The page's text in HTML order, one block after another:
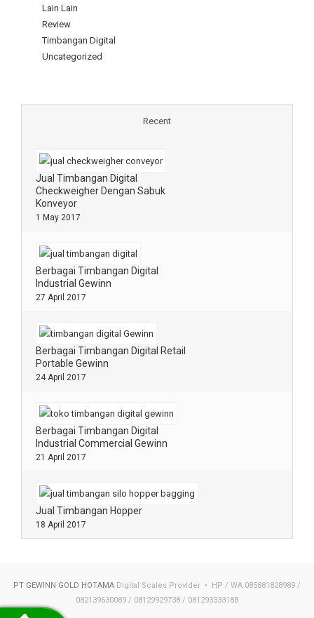
Lain Lain
Review
Timbangan Digital
Uncategorized
Recent
Jual Timbangan Digital
Checkweigher Dengan Sabuk
Konveyor
1 May 2017
Berbagai Timbangan Digital
Industrial Gewinn
27 April 2017
Berbagai Timbangan Digital Retail
Portable Gewinn
24 April 2017
Berbagai Timbangan Digital
Industrial Commercial Gewinn
21 April 2017
Jual Timbangan Hopper
18 April 2017
PT GEWINN GOLD HOTAMA Digital Scales Provider • HP / WA 085881828989 /
082139630089 / 08129929738 / 081293333188